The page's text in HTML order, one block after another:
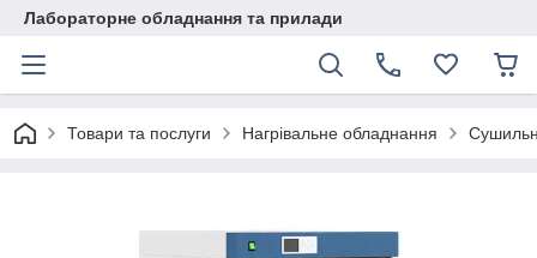
Лабораторне обладнання та прилади
Товари та послуги Нагрівальне обладнання